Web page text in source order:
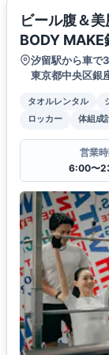
ビール腹＆
BODY MAKE
汐留駅から車で
東京都中央区銀
タオルレンタル
ロッカー
体組成
営業
6:00〜